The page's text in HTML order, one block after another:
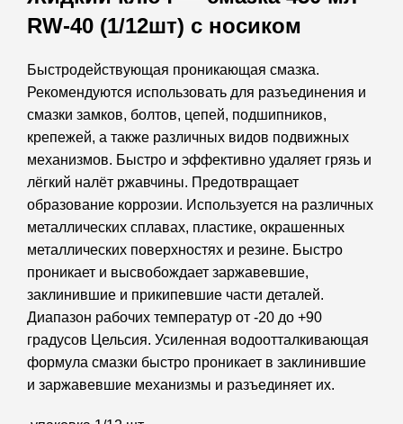
RW-40 (1/12шт) с носиком
Быстродействующая проникающая смазка.
Рекомендуются использовать для разъединения и
смазки замков, болтов, цепей, подшипников,
крепежей, а также различных видов подвижных
механизмов. Быстро и эффективно удаляет грязь и
лёгкий налёт ржавчины. Предотвращает
образование коррозии. Используется на различных
металлических сплавах, пластике, окрашенных
металлических поверхностях и резине. Быстро
проникает и высвобождает заржавевшие,
заклинившие и прикипевшие части деталей.
Диапазон рабочих температур от -20 до +90
градусов Цельсия. Усиленная водоотталкивающая
формула смазки быстро проникает в заклинившие
и заржавевшие механизмы и разъединяет их.